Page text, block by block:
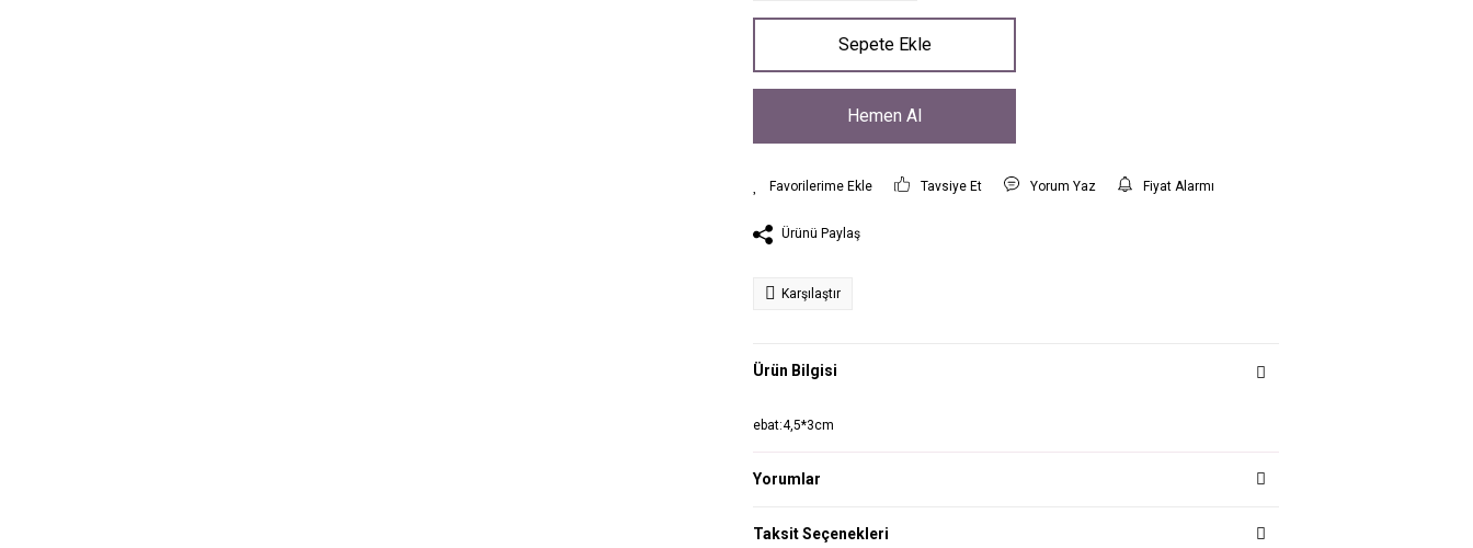
Sepete Ekle
Hemen Al
Tavsiye Et Yorum Yaz Fiyat Alarmı
Ürünü Paylaş
Karşılaştır
Ürün Bilgisi
ebat:4,5*3cm
Yorumlar
Taksit Seçenekleri